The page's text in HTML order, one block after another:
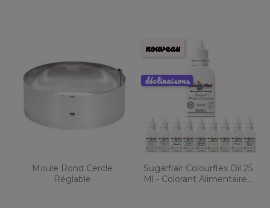
Moule Rond Cercle
Réglable
Sugarflair Colourflex Oil 25
Ml - Colorant Alimentaire...
nouveau
déclinaisons